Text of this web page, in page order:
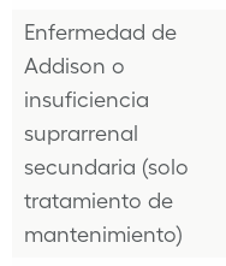
Enfermedad de
Addison o
insuficiencia
suprarrenal
secundaria (solo
tratamiento de
mantenimiento)